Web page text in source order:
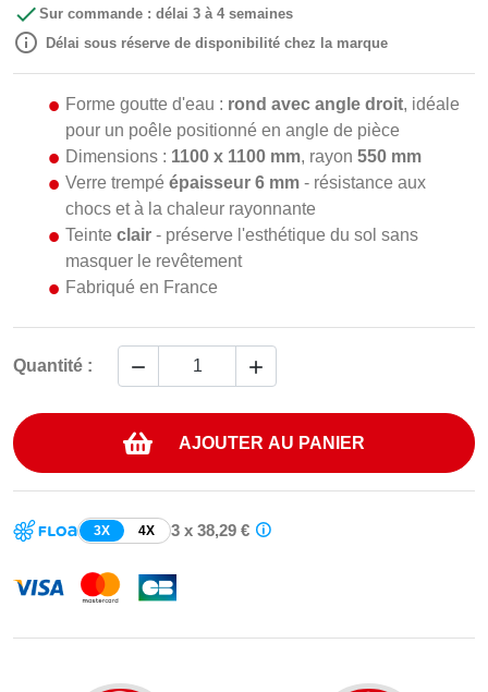
 Sur commande : délai 3 à 4 semaines
 Délai sous réserve de disponibilité chez la marque
Forme goutte d'eau : rond avec angle droit, idéale
pour un poêle positionné en angle de pièce
Dimensions : 1100 x 1100 mm, rayon 550 mm
Verre trempé épaisseur 6 mm - résistance aux
chocs et à la chaleur rayonnante
Teinte clair - préserve l'esthétique du sol sans
masquer le revêtement
Fabriqué en France
Quantité :  
AJOUTER AU PANIER
3X 4X 3 x 38,29 €